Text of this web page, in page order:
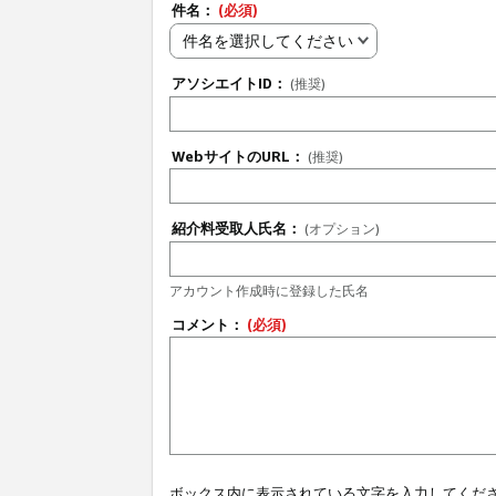
件名： (必須)
件名を選択してください
アソシエイトID： (推奨)
WebサイトのURL： (推奨)
紹介料受取人氏名： (オプション)
アカウント作成時に登録した氏名
コメント： (必須)